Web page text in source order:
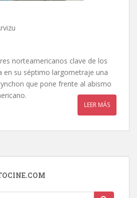
norteamericanos clave de los
en su séptimo largometraje una
que pone frente al abismo
LEER MÁS